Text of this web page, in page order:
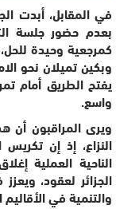
في المقابل، أبدت
بعدم حضور جلسة
كمرجعية وحيدة
وبكين تميلان نحو
يفتح الطريق أمام
واسع.
ويرى المراقبون
النزاع، إذ إن
الناحية العملية
الجزائر لعقود،
والتنمية في